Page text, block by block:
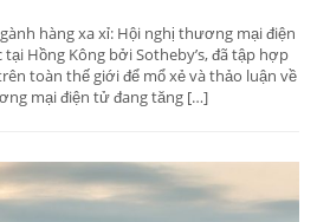
hàng xa xỉ: Hội nghị thương mại điện
Hồng Kông bởi Sotheby’s, đã tập hợp
toàn thế giới để mổ xẻ và thảo luận về
mại điện tử đang tăng […]